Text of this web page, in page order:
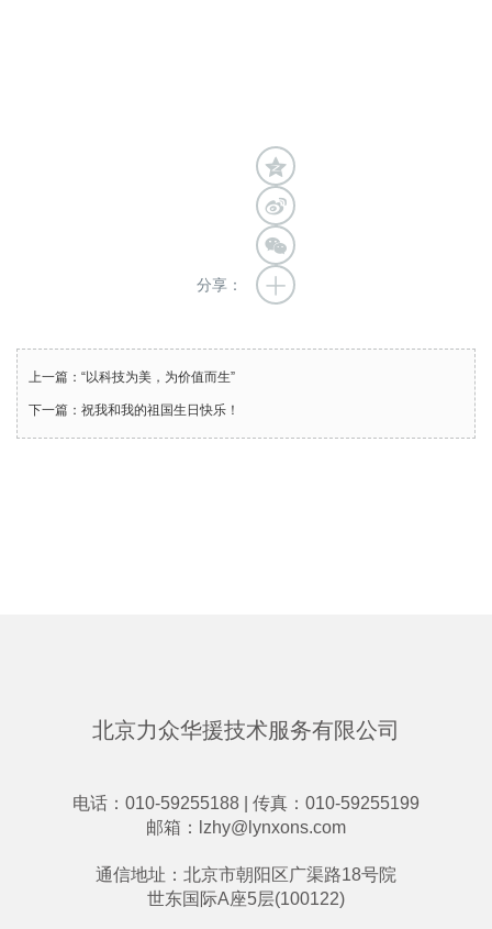
分享：
上一篇：“以科技为美，为价值而生”
下一篇：祝我和我的祖国生日快乐！
北京力众华援技术服务有限公司
电话：010-59255188 | 传真：010-59255199
邮箱：
lzhy@lynxons.com
通信地址：北京市朝阳区广渠路18号院
世东国际A座5层(100122)